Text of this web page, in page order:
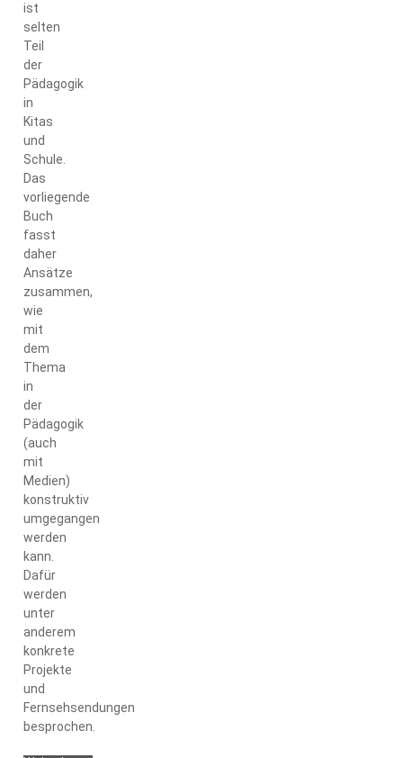
ist
selten
Teil
der
Pädagogik
in
Kitas
und
Schule.
Das
vorliegende
Buch
fasst
daher
Ansätze
zusammen,
wie
mit
dem
Thema
in
der
Pädagogik
(auch
mit
Medien)
konstruktiv
umgegangen
werden
kann.
Dafür
werden
unter
anderem
konkrete
Projekte
und
Fernsehsendungen
besprochen.